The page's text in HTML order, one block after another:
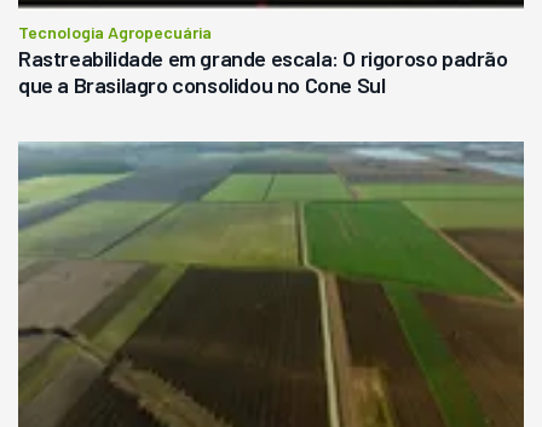
Tecnologia Agropecuária
Rastreabilidade em grande escala: O rigoroso padrão
que a Brasilagro consolidou no Cone Sul